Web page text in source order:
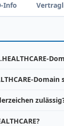
Info
Domain